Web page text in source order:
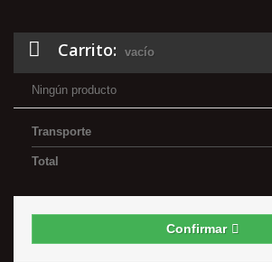
Carrito: vacío
Ningún producto
Transporte
Total
Confirmar